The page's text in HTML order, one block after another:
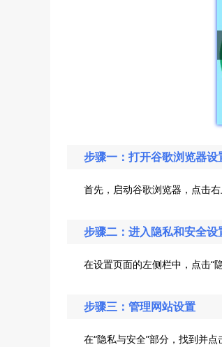
步骤一：打开谷歌浏览器设
首先，启动谷歌浏览器，点击
步骤二：进入隐私和安全设
在设置页面的左侧栏中，点击“
步骤三：管理网站设置
在“隐私与安全”部分，找到并